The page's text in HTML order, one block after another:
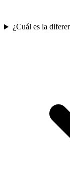
¿Cuál es la